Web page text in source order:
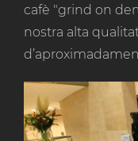
cafè "grind on
nostra alta